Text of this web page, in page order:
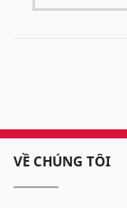
VỀ CHÚNG TÔI